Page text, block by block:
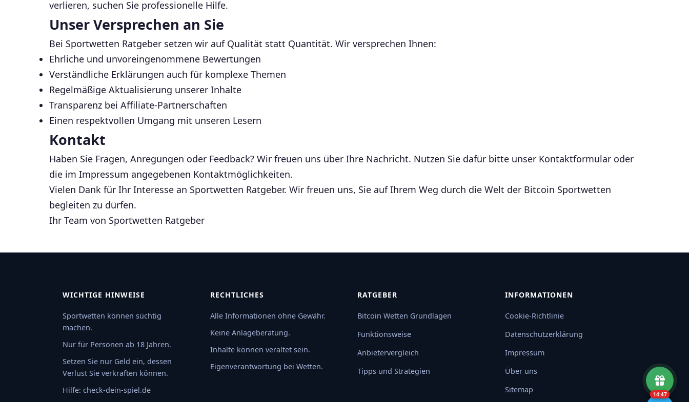
verlieren, suchen Sie professionelle Hilfe.
Unser Versprechen an Sie
Bei Sportwetten Ratgeber setzen wir auf Qualität statt Quantität. Wir versprechen Ihnen:
Ehrliche und unvoreingenommene Bewertungen
Verständliche Erklärungen auch für komplexe Themen
Regelmäßige Aktualisierung unserer Inhalte
Transparenz bei Affiliate-Partnerschaften
Einen respektvollen Umgang mit unseren Lesern
Kontakt
Haben Sie Fragen, Anregungen oder Feedback? Wir freuen uns über Ihre Nachricht. Nutzen Sie dafür bitte unser Kontaktformular oder
die im Impressum angegebenen Kontaktmöglichkeiten.
Vielen Dank für Ihr Interesse an Sportwetten Ratgeber. Wir freuen uns, Sie auf Ihrem Weg durch die Welt der Bitcoin Sportwetten
begleiten zu dürfen.
Ihr Team von Sportwetten Ratgeber
WICHTIGE HINWEISE
Sportwetten können süchtig
machen.
Nur für Personen ab 18 Jahren.
Setzen Sie nur Geld ein, dessen
Verlust Sie verkraften können.
Hilfe: check-dein-spiel.de
RECHTLICHES
Alle Informationen ohne Gewähr.
Keine Anlageberatung.
Inhalte können veraltet sein.
Eigenverantwortung bei Wetten.
RATGEBER
Bitcoin Wetten Grundlagen
Funktionsweise
Anbietervergleich
Tipps und Strategien
INFORMATIONEN
Cookie-Richtlinie
Datenschutzerklärung
Impressum
Über uns
Sitemap
14:46